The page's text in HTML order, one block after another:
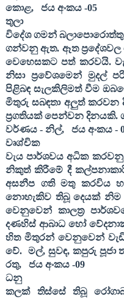
කොළ, ජය අංකය -05
තුලා
විදේශ ගමන්
ගන්වනු ඇත. ඈත
වෙහෙසකට පත් කරවයි.
නිසා ප්‍රවේශමෙන් මුදල්
පිළිබඳ සැලකිලිමත් වීම
මිතුරු සබඳතා අලුත් කරවන
ප්‍රගතියක් පෙන්වන දිනයකි.
වර්ණය - නිල්, ජය අංකය -
වෘශ්චික
වැය පාර්ශවය අධික
නිකුත් කිරීමේ දී
අසනීප ගති මතු කරවිය
නොහැකිව තිබූ දෙයක්
වෙනුවෙන් කාලත්‍ර
දණහිස් ආබාධ හෝ
හිත මිතුරන් වෙනුවෙන් වැඩි
වේ. මල්, සුවඳ, කපුරු පූජා
රතු, ජය අංකය -09
ධනු
කලක් තිස්සේ තිබූ